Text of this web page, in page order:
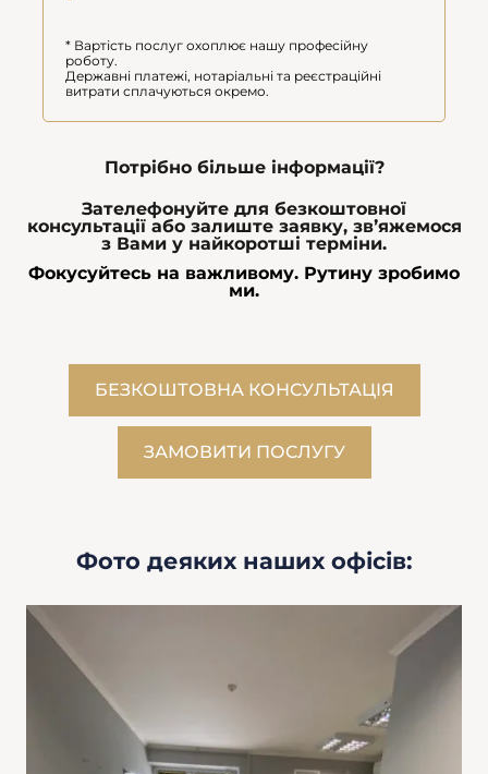
* Вартість послуг охоплює нашу професійну
роботу.
Державні платежі, нотаріальні та реєстраційні
витрати сплачуються окремо.
Потрібно більше інформації?
Зателефонуйте для безкоштовної
консультації або залиште заявку, звʼяжемося
з Вами у найкоротші терміни.
Фокусуйтесь на важливому. Рутину зробимо
ми.
БЕЗКОШТОВНА КОНСУЛЬТАЦІЯ
ЗАМОВИТИ ПОCЛУГУ
Фото деяких наших офісів: